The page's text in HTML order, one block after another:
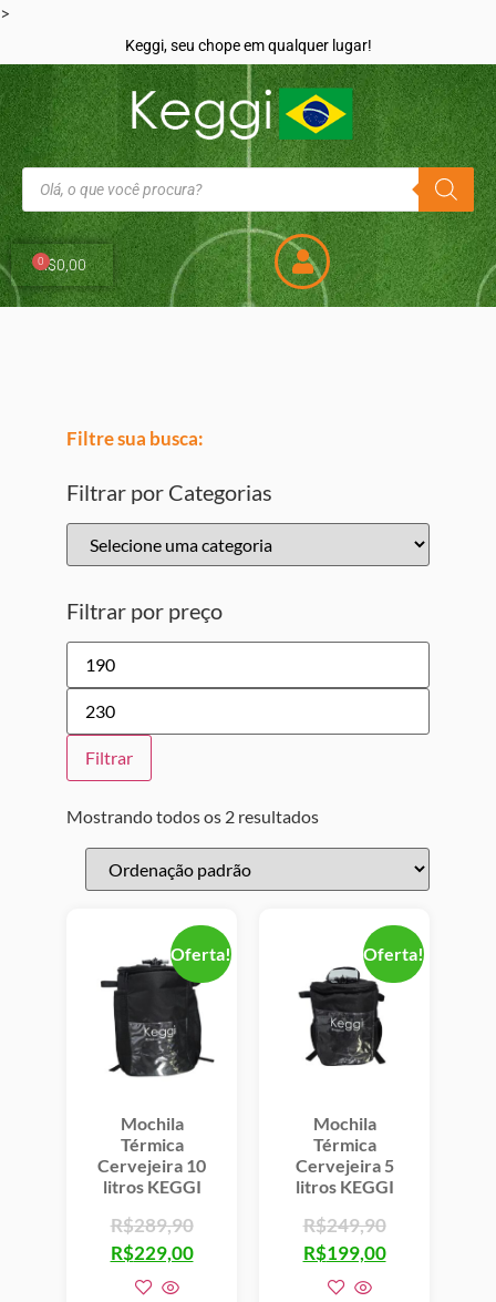
>
Keggi, seu chope em qualquer lugar!
R$0,00
0
Filtre sua busca:
Filtrar por Categorias
Filtrar por preço
Filtrar
Mostrando todos os 2 resultados
Oferta!
Mochila
Térmica
Cervejeira 10
litros KEGGI
R$289,90
R$229,00
Oferta!
Mochila
Térmica
Cervejeira 5
litros KEGGI
R$249,90
R$199,00